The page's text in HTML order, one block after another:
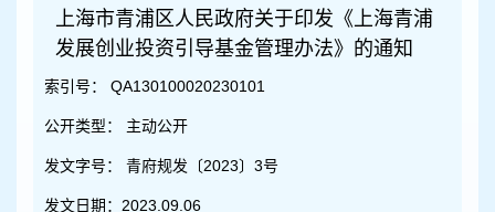
上海市青浦区人民政府关于印发《上海青浦
发展创业投资引导基金管理办法》的通知
索引号： QA130100020230101
公开类型： 主动公开
发文字号： 青府规发〔2023〕3号
发文日期： 2023.09.06